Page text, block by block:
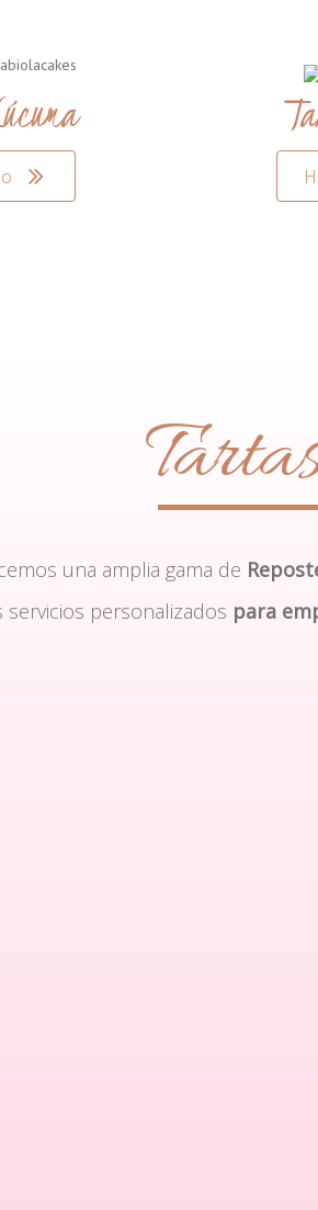
una amplia gama de
servicios personalizados para